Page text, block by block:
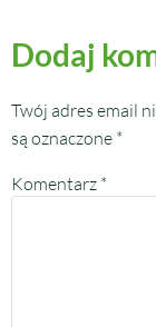
Dodaj
Twój adres email
są oznaczone *
Komentarz *